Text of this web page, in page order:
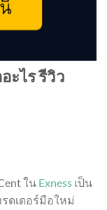
ะไร รีวิว
ใน Exness เป็น
ดเดอร์มือใหม่